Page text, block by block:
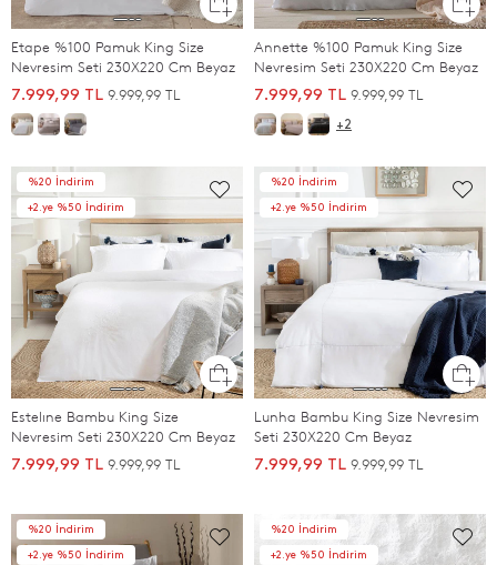
Etape %100 Pamuk King Size
Nevresim Seti 230X220 Cm Beyaz
7.999,99 TL 9.999,99 TL
Annette %100 Pamuk King Size
Nevresim Seti 230X220 Cm Beyaz
7.999,99 TL 9.999,99 TL
+2
%20 İndirim
+2.ye %50 İndirim
Estelıne Bambu King Size
Nevresim Seti 230X220 Cm Beyaz
7.999,99 TL 9.999,99 TL
%20 İndirim
+2.ye %50 İndirim
Lunha Bambu King Size Nevresim
Seti 230X220 Cm Beyaz
7.999,99 TL 9.999,99 TL
%20 İndirim
+2.ye %50 İndirim
%20 İndirim
+2.ye %50 İndirim